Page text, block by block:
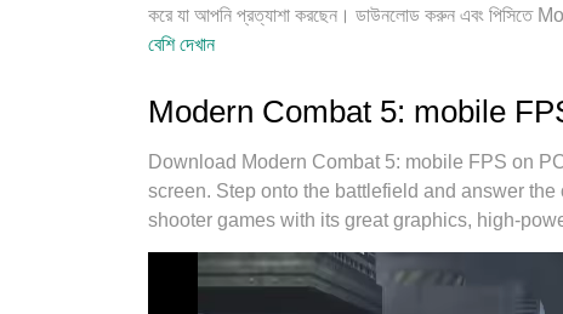
করে যা আপনি প্রত্যাশা করছেন। ডাউনলোড করুন এবং
ব্যাটারি, মোবাইল ডেটা এবং বিরক্তিকর কলগুলির আর কোনও
পিসি গেম করে তোলে। MEmu মাল্টি-ইনস্ট্যান্স ম্যানেজার একই
আমাদের একচেটিয়া ইমুলেশন ইঞ্জিন আপনার পিসির সম্পূর্ণ
বেশি দেখান
Modern Combat 5: mobile FPS
Download Modern Combat 5: mobile FPS on
screen. Step onto the battlefield and answer
shooter games with its great graphics, high-